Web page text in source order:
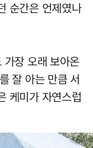
순간은 언제였나
장 오래 보아온
잘 아는 만큼 서
케미가 자연스럽